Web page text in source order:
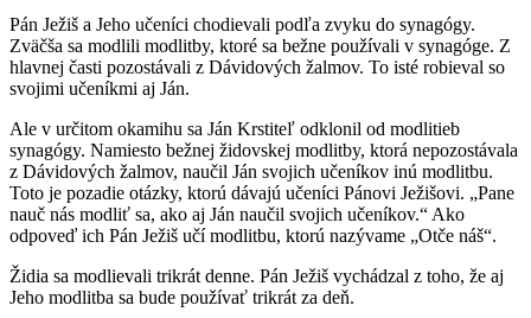
Pán Ježiš a Jeho učeníci chodievali podľa zvyku do synagógy.
Zväčša sa modlili modlitby, ktoré sa bežne používali v synagóge. Z
hlavnej časti pozostávali z Dávidových žalmov. To isté robieval so
svojimi učeníkmi aj Ján.
Ale v určitom okamihu sa Ján Krstiteľ odklonil od modlitieb
synagógy. Namiesto bežnej židovskej modlitby, ktorá nepozostávala
z Dávidových žalmov, naučil Ján svojich učeníkov inú modlitbu.
Toto je pozadie otázky, ktorú dávajú učeníci Pánovi Ježišovi. „Pane
nauč nás modliť sa, ako aj Ján naučil svojich učeníkov.“ Ako
odpoveď ich Pán Ježiš učí modlitbu, ktorú nazývame „Otče náš“.
Židia sa modlievali trikrát denne. Pán Ježiš vychádzal z toho, že aj
Jeho modlitba sa bude používať trikrát za deň.